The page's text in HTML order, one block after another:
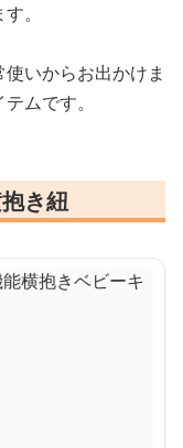
。
いからお出かけま
ムです。
き紐